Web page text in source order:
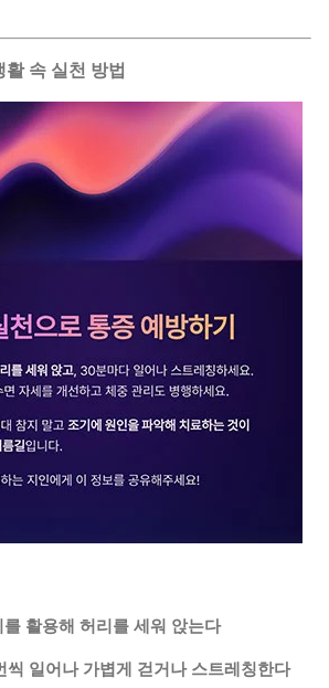
속 실천 방법
활용해 허리를 세워 앉는다
씩 일어나 가볍게 걷거나 스트레칭한다